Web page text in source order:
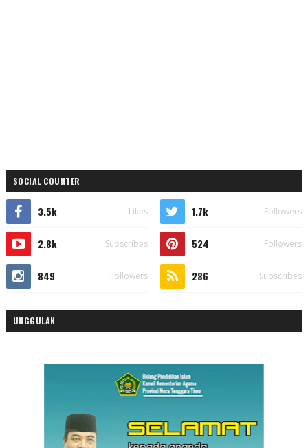
SOCIAL COUNTER
3.5k Likes 1.7k Followers
2.8k Subscribes 524 Followers
849 Followers 286 Subscribes
UNGGULAN